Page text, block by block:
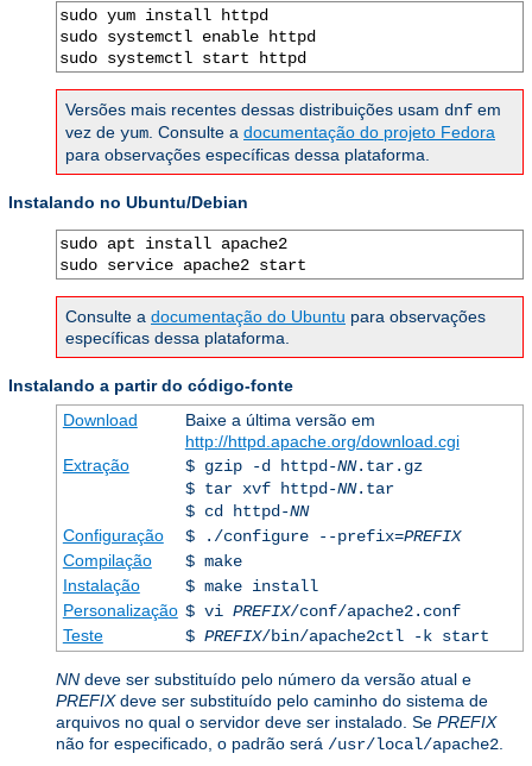
sudo yum install httpd
sudo systemctl enable httpd
sudo systemctl start httpd
Versões mais recentes dessas distribuições usam dnf em
vez de yum . Consulte a documentação do projeto Fedora
para observações específicas dessa plataforma.
Instalando no Ubuntu/Debian
sudo apt install apache2
sudo service apache2 start
Consulte a documentação do Ubuntu para observações
específicas dessa plataforma.
Instalando a partir do código-fonte
Download
Baixe a última versão em
http://httpd.apache.org/download.cgi
Extração
$ gzip -d httpd-NN.tar.gz
$ tar xvf httpd-NN.tar
$ cd httpd-NN
Configuração
$ ./configure --prefix=PREFIX
Compilação
$ make
Instalação
$ make install
Personalização $ vi PREFIX/conf/apache2.conf
Teste
$ PREFIX/bin/apache2ctl -k start
NN deve ser substituído pelo número da versão atual e
PREFIXdeve ser substituído pelo caminho do sistema de
arquivos no qual o servidor deve ser instalado. Se PREFIX
não for especificado, o padrão será /usr/local/apache2